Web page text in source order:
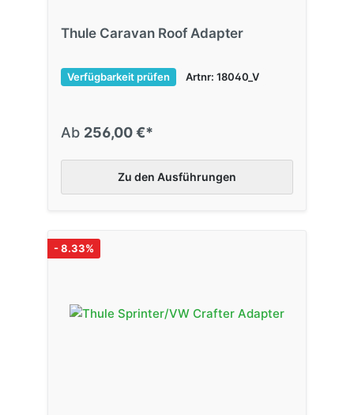
Thule Caravan Roof Adapter
Verfügbarkeit prüfen Artnr: 18040_V
Ab 256,00 €*
Zu den Ausführungen
- 8.33%